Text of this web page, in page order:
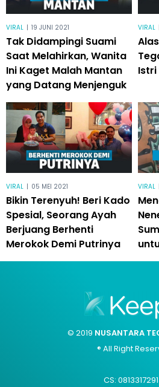
VIRAL | 19 JUNI 2021
Tak Didampingi Suami
Saat Melahirkan, Wanita
Ini Kaget Malah Mantan
yang Datang Menjenguk
VIRAL
Istri
VIRAL | 05 MEI 2021
Bikin Terenyuh! Beri Kado
Spesial, Seorang Ayah
Berjuang Berhenti
Merokok Demi Putrinya
VIRAL
© 2019 NUSANTARA
® All Right
CS: